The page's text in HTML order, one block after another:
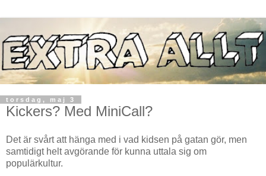
torsdag, maj 3
Kickers? Med MiniCall?
Det är svårt att hänga med i vad kidsen på gatan gör, men
samtidigt helt avgörande för kunna uttala sig om
populärkultur.